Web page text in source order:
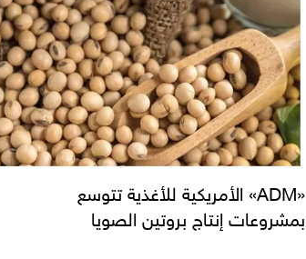
«ADM» الأمريكية للأغذية تتوسع
بمشروعات إنتاج بروتين الصويا